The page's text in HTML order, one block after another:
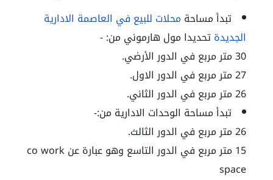
تبدأ مساحة محلات للبيع في العاصمة الادارية
الجديدةتحديدا مول هارموني من: -
30 متر مربع في الدور الأرضي.
27 متر مربع في الدور الاول.
26 متر مربع في الدور الثاني.
تبدأ مساحة الوحدات الادارية من:-
26 متر مربع في الدور الثالث.
15 متر مربع في الدور التاسع وهو عبارة عن co work
space